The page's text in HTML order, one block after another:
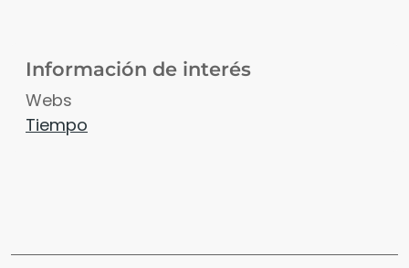
Información de interés
Webs
Tiempo